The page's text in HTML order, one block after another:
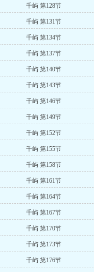
千屿 第128节
千屿 第131节
千屿 第134节
千屿 第137节
千屿 第140节
千屿 第143节
千屿 第146节
千屿 第149节
千屿 第152节
千屿 第155节
千屿 第158节
千屿 第161节
千屿 第164节
千屿 第167节
千屿 第170节
千屿 第173节
千屿 第176节